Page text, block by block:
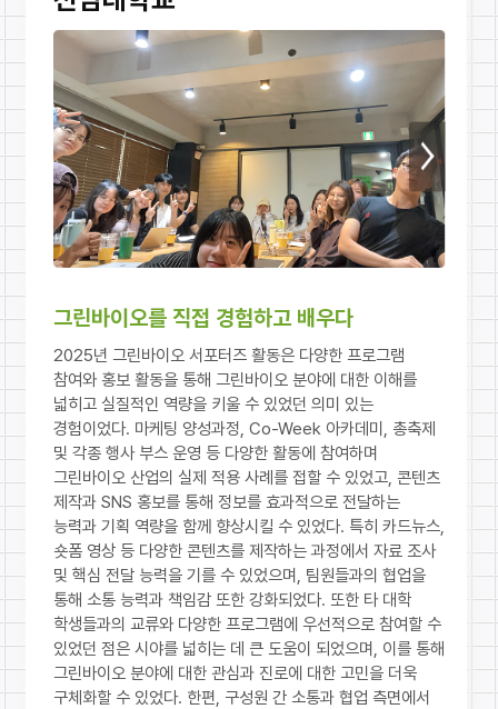
다음
그린바이오를 직접 경험하고 배우다
2025년 그린바이오 서포터즈 활동은 다양한 프로그램
참여와 홍보 활동을 통해 그린바이오 분야에 대한 이해를
넓히고 실질적인 역량을 키울 수 있었던 의미 있는
경험이었다. 마케팅 양성과정, Co-Week 아카데미, 총축제
및 각종 행사 부스 운영 등 다양한 활동에 참여하며
그린바이오 산업의 실제 적용 사례를 접할 수 있었고, 콘텐츠
제작과 SNS 홍보를 통해 정보를 효과적으로 전달하는
능력과 기획 역량을 함께 향상시킬 수 있었다. 특히 카드뉴스,
숏폼 영상 등 다양한 콘텐츠를 제작하는 과정에서 자료 조사
및 핵심 전달 능력을 기를 수 있었으며, 팀원들과의 협업을
통해 소통 능력과 책임감 또한 강화되었다. 또한 타 대학
학생들과의 교류와 다양한 프로그램에 우선적으로 참여할 수
있었던 점은 시야를 넓히는 데 큰 도움이 되었으며, 이를 통해
그린바이오 분야에 대한 관심과 진로에 대한 고민을 더욱
구체화할 수 있었다. 한편, 구성원 간 소통과 협업 측면에서